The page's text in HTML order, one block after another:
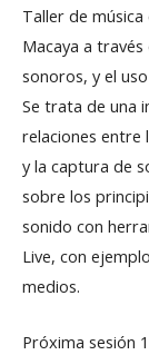
Taller de música
Macaya a
sonoros, y el
Se trata de una
relaciones entre
y la captura de
sobre los
sonido con
Live, con
medios.
Próxima sesión